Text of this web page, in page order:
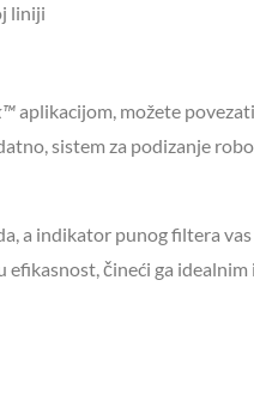
liniji
aplikacijom, možete
sistem za podizanje
a indikator punog filtera vas
efikasnost, čineći ga